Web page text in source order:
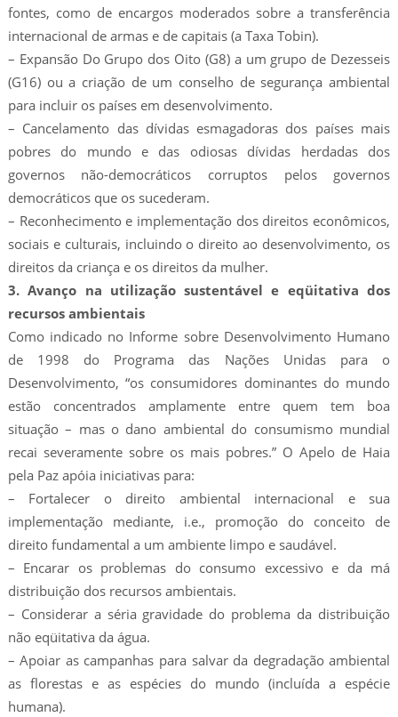
fontes, como de encargos moderados sobre a transferência
internacional de armas e de capitais (a Taxa Tobin).
– Expansão Do Grupo dos Oito (G8) a um grupo de Dezesseis
(G16) ou a criação de um conselho de segurança ambiental
para incluir os países em desenvolvimento.
– Cancelamento das dívidas esmagadoras dos países mais
pobres do mundo e das odiosas dívidas herdadas dos
governos não-democráticos corruptos pelos governos
democráticos que os sucederam.
– Reconhecimento e implementação dos direitos econômicos,
sociais e culturais, incluindo o direito ao desenvolvimento, os
direitos da criança e os direitos da mulher.
3. Avanço na utilização sustentável e eqüitativa dos
recursos ambientais
Como indicado no Informe sobre Desenvolvimento Humano
de 1998 do Programa das Nações Unidas para o
Desenvolvimento, “os consumidores dominantes do mundo
estão concentrados amplamente entre quem tem boa
situação – mas o dano ambiental do consumismo mundial
recai severamente sobre os mais pobres.” O Apelo de Haia
pela Paz apóia iniciativas para:
– Fortalecer o direito ambiental internacional e sua
implementação mediante, i.e., promoção do conceito de
direito fundamental a um ambiente limpo e saudável.
– Encarar os problemas do consumo excessivo e da má
distribuição dos recursos ambientais.
– Considerar a séria gravidade do problema da distribuição
não eqüitativa da água.
– Apoiar as campanhas para salvar da degradação ambiental
as florestas e as espécies do mundo (incluída a espécie
humana).